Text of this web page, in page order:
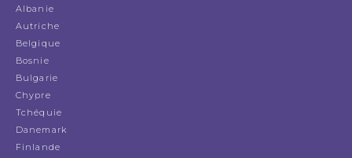
Albanie
Autriche
Belgique
Bosnie
Bulgarie
Chypre
Tchéquie
Danemark
Finlande